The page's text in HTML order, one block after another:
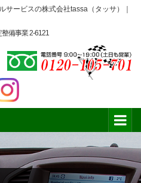
ービスの株式会社tassa（タッサ）｜
備事業 2-6121